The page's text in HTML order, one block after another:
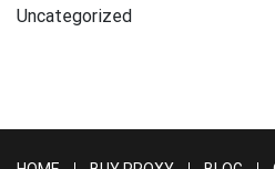
Uncategorized